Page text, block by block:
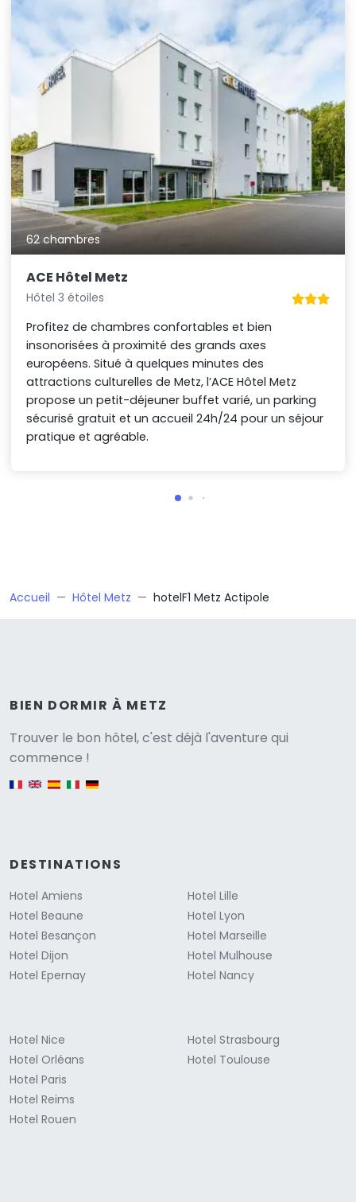
62 chambres
ACE Hôtel Metz
Hôtel 3 étoiles
Profitez de chambres confortables et bien
insonorisées à proximité des grands axes
européens. Situé à quelques minutes des
attractions culturelles de Metz, l’ACE Hôtel Metz
propose un petit-déjeuner buffet varié, un parking
sécurisé gratuit et un accueil 24h/24 pour un séjour
pratique et agréable.
Accueil Hôtel Metz hotelF1 Metz Actipole
BIEN DORMIR À METZ
Trouver le bon hôtel, c'est déjà l'aventure qui
commence !
English version
DESTINATIONS
Hotel Amiens
Hotel Beaune
Hotel Besançon
Hotel Dijon
Hotel Epernay
Hotel Lille
Hotel Lyon
Hotel Marseille
Hotel Mulhouse
Hotel Nancy
Hotel Nice
Hotel Orléans
Hotel Paris
Hotel Reims
Hotel Rouen
Hotel Strasbourg
Hotel Toulouse